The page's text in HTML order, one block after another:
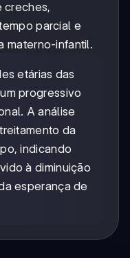
creches,
parcial e
materno-infantil.
etárias das
progressivo
A análise
da
indicando
à diminuição
esperança de